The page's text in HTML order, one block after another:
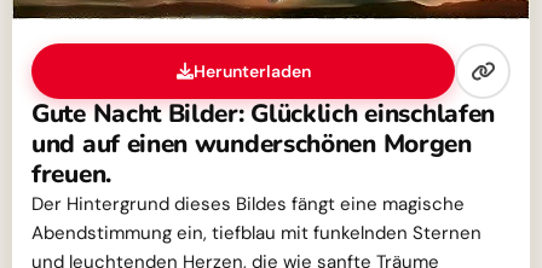
Herunterladen
Gute Nacht Bilder: Glücklich einschlafen
und auf einen wunderschönen Morgen
freuen.
Der Hintergrund dieses Bildes fängt eine magische
Abendstimmung ein, tiefblau mit funkelnden Sternen
und leuchtenden Herzen, die wie sanfte Träume